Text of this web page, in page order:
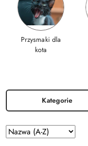
Przysmaki dla
kota
Kategorie
Zastosowano sortowanie: Nazwa (A-Z).
Sortuj
według